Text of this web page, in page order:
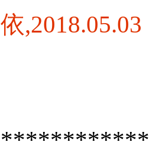
依,2018.05.03